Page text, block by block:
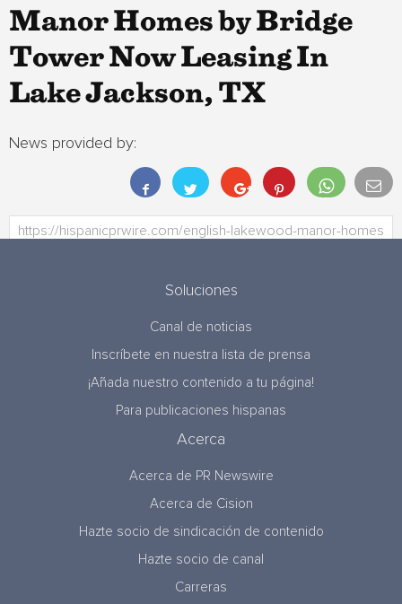
Manor Homes by Bridge
Tower Now Leasing In
Lake Jackson, TX
News provided by:
Soluciones
Canal de noticias
Inscríbete en nuestra lista de prensa
¡Añada nuestro contenido a tu página!
Para publicaciones hispanas
Acerca
Acerca de PR Newswire
Acerca de Cision
Hazte socio de sindicación de contenido
Hazte socio de canal
Carreras